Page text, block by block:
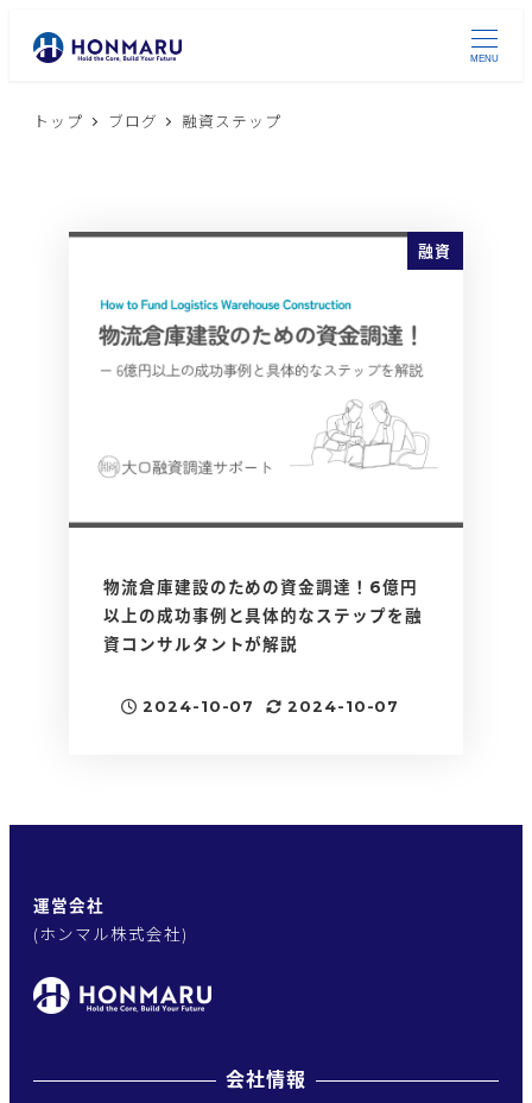
MENU
トップ ブログ 融資ステップ
融資
物流倉庫建設のための資金調達！6億円
以上の成功事例と具体的なステップを融
資コンサルタントが解説
投稿日
2024-10-07
更新日
2024-10-07
運営会社
(ホンマル株式会社)
会社情報